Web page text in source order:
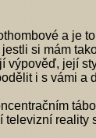
a je
si mám
výpověď, její
i s vámi a
televizní reality